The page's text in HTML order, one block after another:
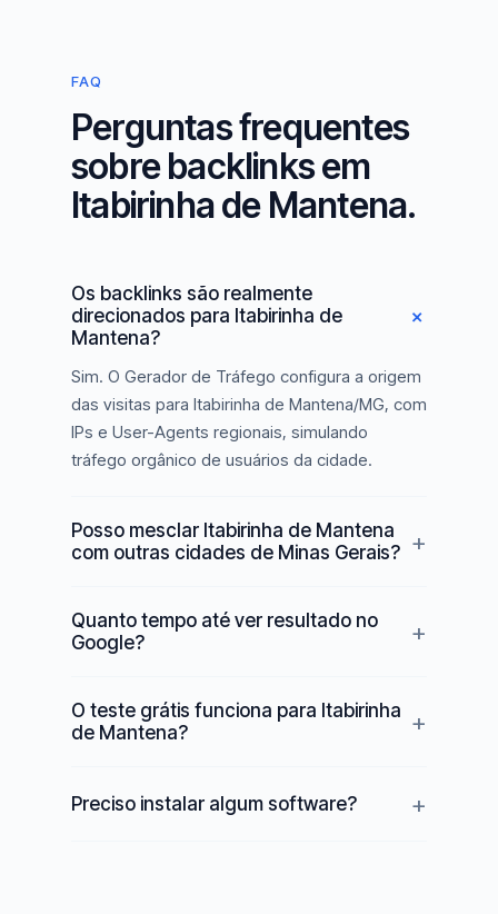
FAQ
Perguntas frequentes
sobre backlinks em
Itabirinha de Mantena.
Os backlinks são realmente
direcionados para Itabirinha de
Mantena?
Sim. O Gerador de Tráfego configura a origem
das visitas para Itabirinha de Mantena/MG, com
IPs e User-Agents regionais, simulando
tráfego orgânico de usuários da cidade.
Posso mesclar Itabirinha de Mantena
com outras cidades de Minas Gerais?
Quanto tempo até ver resultado no
Google?
O teste grátis funciona para Itabirinha
de Mantena?
Preciso instalar algum software?